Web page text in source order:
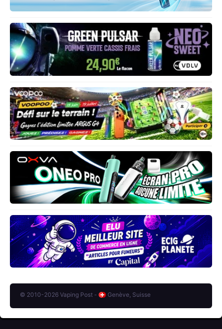
© 2010-2026 Vaping Post - Genève, Suisse